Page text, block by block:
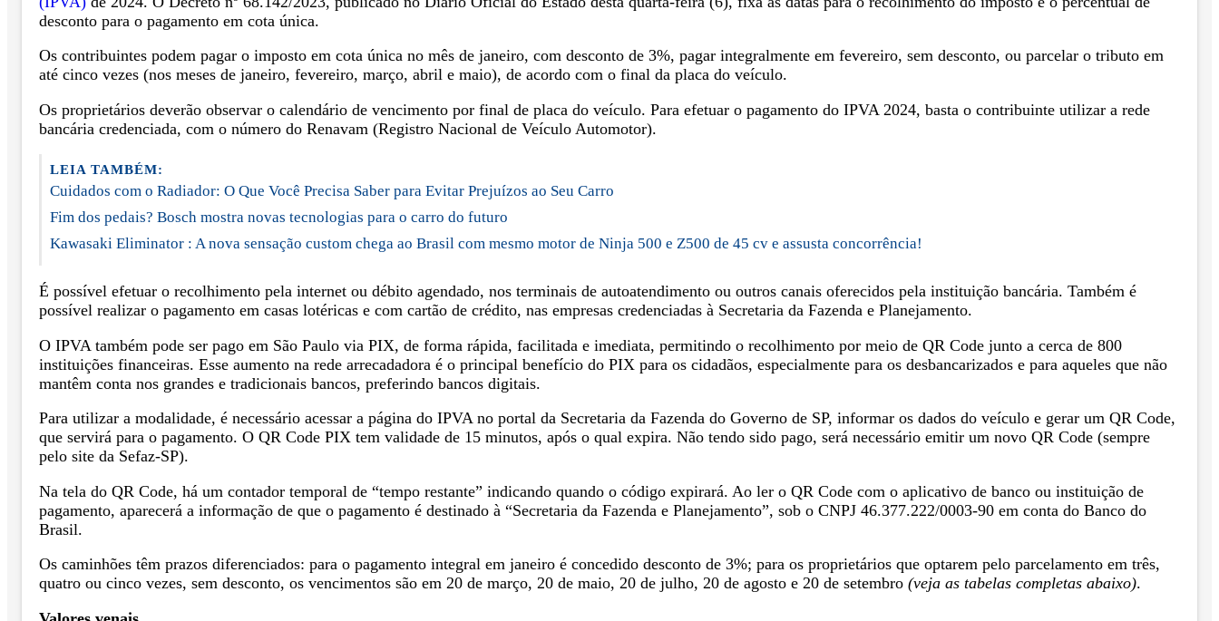
desconto para o pagamento em cota única.
Os contribuintes podem pagar o imposto em cota única no mês de janeiro, com desconto de 3%, pagar integralmente em fevereiro, sem desconto, ou parcelar o tributo em
até cinco vezes (nos meses de janeiro, fevereiro, março, abril e maio), de acordo com o final da placa do veículo.
Os proprietários deverão observar o calendário de vencimento por final de placa do veículo. Para efetuar o pagamento do IPVA 2024, basta o contribuinte utilizar a rede
bancária credenciada, com o número do Renavam (Registro Nacional de Veículo Automotor).
LEIA TAMBÉM:
Cuidados com o Radiador: O Que Você Precisa Saber para Evitar Prejuízos ao Seu Carro
Fim dos pedais? Bosch mostra novas tecnologias para o carro do futuro
Kawasaki Eliminator : A nova sensação custom chega ao Brasil com mesmo motor de Ninja 500 e Z500 de 45 cv e assusta concorrência!
É possível efetuar o recolhimento pela internet ou débito agendado, nos terminais de autoatendimento ou outros canais oferecidos pela instituição bancária. Também é
possível realizar o pagamento em casas lotéricas e com cartão de crédito, nas empresas credenciadas à Secretaria da Fazenda e Planejamento.
O IPVA também pode ser pago em São Paulo via PIX, de forma rápida, facilitada e imediata, permitindo o recolhimento por meio de QR Code junto a cerca de 800
instituições financeiras. Esse aumento na rede arrecadadora é o principal benefício do PIX para os cidadãos, especialmente para os desbancarizados e para aqueles que não
mantêm conta nos grandes e tradicionais bancos, preferindo bancos digitais.
Para utilizar a modalidade, é necessário acessar a página do IPVA no portal da Secretaria da Fazenda do Governo de SP, informar os dados do veículo e gerar um QR Code,
que servirá para o pagamento. O QR Code PIX tem validade de 15 minutos, após o qual expira. Não tendo sido pago, será necessário emitir um novo QR Code (sempre
pelo site da Sefaz-SP).
Na tela do QR Code, há um contador temporal de “tempo restante” indicando quando o código expirará. Ao ler o QR Code com o aplicativo de banco ou instituição de
pagamento, aparecerá a informação de que o pagamento é destinado à “Secretaria da Fazenda e Planejamento”, sob o CNPJ 46.377.222/0003-90 em conta do Banco do
Brasil.
Os caminhões têm prazos diferenciados: para o pagamento integral em janeiro é concedido desconto de 3%; para os proprietários que optarem pelo parcelamento em três,
quatro ou cinco vezes, sem desconto, os vencimentos são em 20 de março, 20 de maio, 20 de julho, 20 de agosto e 20 de setembro (veja as tabelas completas abaixo).